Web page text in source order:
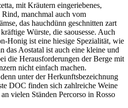
mit Kräutern eingeriebenes,
manchmal auch vom
das hauchdünn geschnitten zart
Würste, die saousesse. Auch
Honig ist eine hiesige Spezialität, wie
das Aostatal ist auch eine kleine und
die Herausforderungen der Berge mit
nicht einfach machen.
unter der Herkunftsbezeichnung
DOC finden sich zahlreiche Weine
vielen Ständen Percorso in Rosso